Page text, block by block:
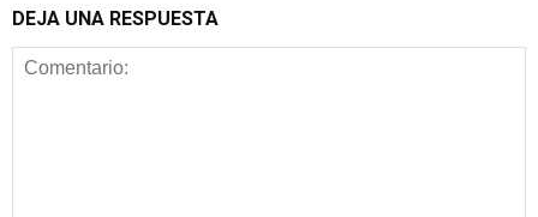
DEJA UNA RESPUESTA